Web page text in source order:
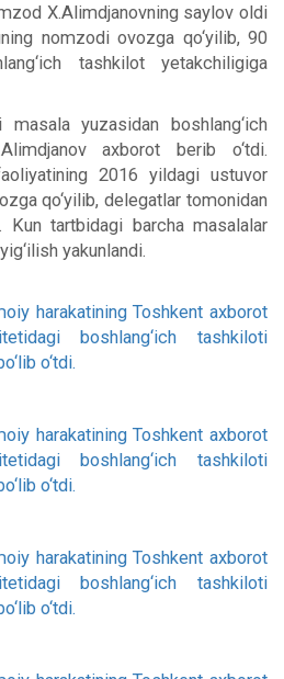
X.Alimdjanovning saylov oldi
nomzodi ovozga qo‘yilib, 90
tashkilot yetakchiligiga
yuzasidan boshlang‘ich
axborot berib o‘tdi.
2016 yildagi ustuvor
qo‘yilib, delegatlar tomonidan
Kun tartbidagi barcha masalalar
yakunlandi.